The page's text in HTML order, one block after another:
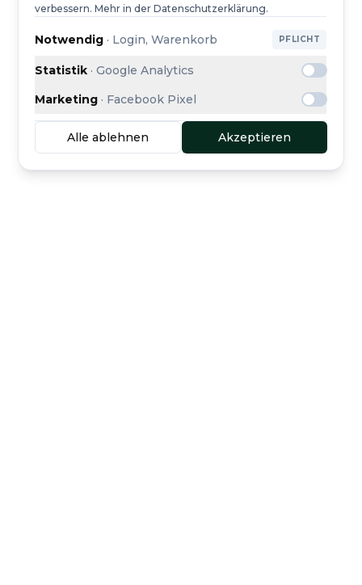
verbessern. Mehr in der Datenschutzerklärung.
Notwendig · Login, Warenkorb PFLICHT
Statistik ·Google Analytics
Marketing · Facebook Pixel
Alle ablehnen Akzeptieren